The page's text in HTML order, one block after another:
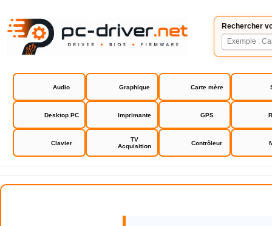
Rechercher
Audio Graphique Carte mère
Desktop PC Imprimante GPS
Clavier
TV
Acquisition
Contrôleur
NVIDIA RTX / Quadro Driver